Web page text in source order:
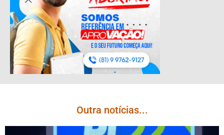
Outra notícias...